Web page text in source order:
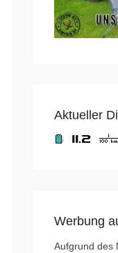
Aktueller
Werbung
Aufgrund des